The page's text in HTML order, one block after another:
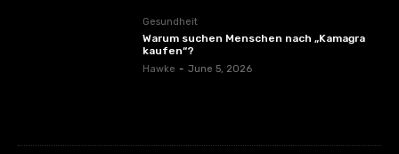
Gesundheit
Warum suchen Menschen nach „Kamagra
kaufen“?
Hawke - June 5, 2026